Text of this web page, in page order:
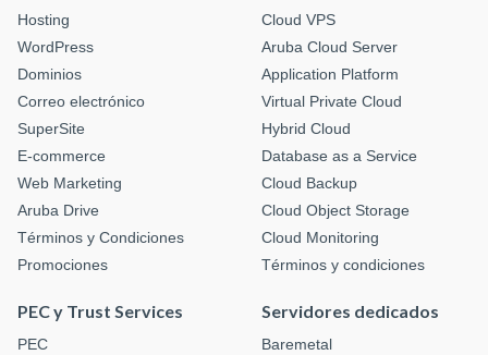
Hosting
WordPress
Dominios
Correo electrónico
SuperSite
E-commerce
Web Marketing
Aruba Drive
Términos y Condiciones
Promociones
Cloud VPS
Aruba Cloud Server
Application Platform
Virtual Private Cloud
Hybrid Cloud
Database as a Service
Cloud Backup
Cloud Object Storage
Cloud Monitoring
Términos y condiciones
PEC y Trust Services
PEC
Servidores dedicados
Baremetal